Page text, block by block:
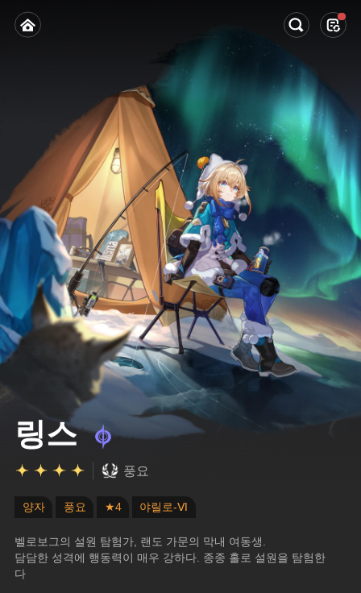
링스
풍요
양자 풍요 ★4 야릴로-Ⅵ
벨로보그의 설원 탐험가, 랜도 가문의 막내 여동생.
담담한 성격에 행동력이 매우 강하다. 종종 홀로 설원을 탐험한
다